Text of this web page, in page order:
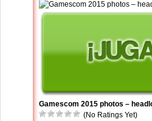
Gamescom 2015 photos –
(No Ratings Yet)